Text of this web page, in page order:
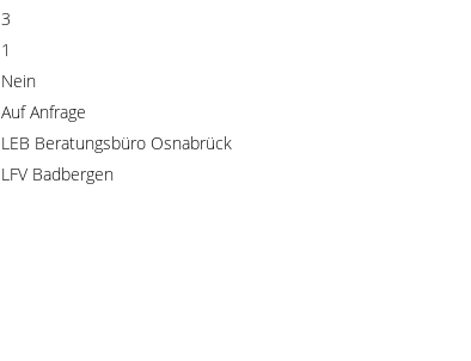
3
1
Nein
Auf Anfrage
LEB Beratungsbüro Osnabrück
LFV Badbergen